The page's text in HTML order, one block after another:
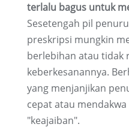
terlalu bagus untuk
Sesetengah pil
preskripsi mungkin
berlebihan atau tidak
keberkesanannya.
yang menjanjikan
cepat atau
"keajaiban".